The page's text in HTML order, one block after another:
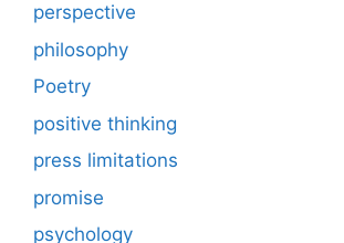
perspective
philosophy
Poetry
positive thinking
press limitations
promise
psychology